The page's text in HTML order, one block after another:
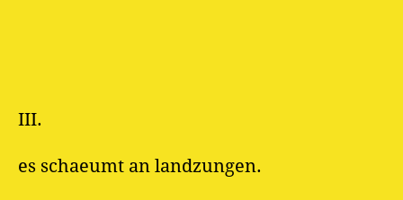
III.
es schaeumt an landzungen.